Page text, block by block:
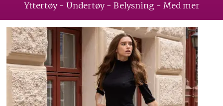
Yttertøy - Undertøy - Belysning - Med mer